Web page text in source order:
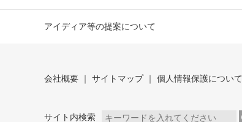
アイディア等の提案について
会社概要 サイトマップ 個人情報保護について
サイト内検索